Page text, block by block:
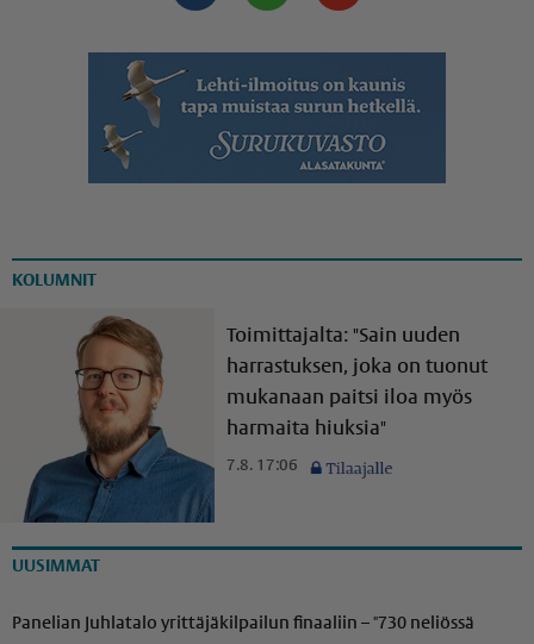
KOLUMNIT
Toimittajalta: "Sain uuden
harrastuksen, joka on tuonut
mukanaan paitsi iloa myös
harmaita hiuksia"
7.8. 17:06
UUSIMMAT
Panelian Juhlatalo yrittä­jä­kil­pailun finaaliin – "730 neliössä